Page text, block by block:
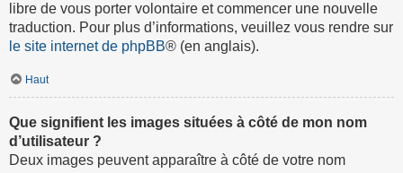
libre de vous porter volontaire et commencer une nouvelle
traduction. Pour plus d’informations, veuillez vous rendre sur
le site internet de phpBB® (en anglais).
Haut
Que signifient les images situées à côté de mon nom
d’utilisateur ?
Deux images peuvent apparaître à côté de votre nom